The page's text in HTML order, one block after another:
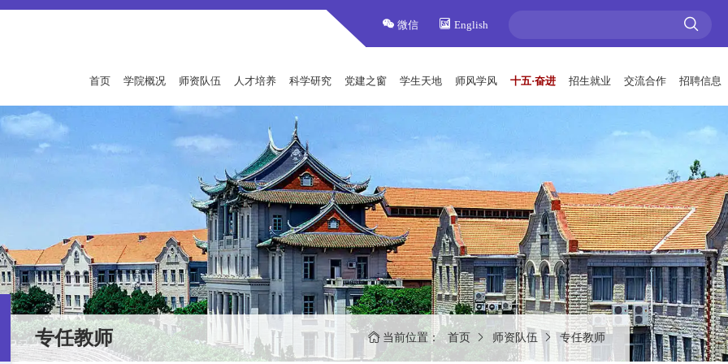
微信 English
首页 学院概况 师资队伍 人才培养 科学研究 党建之窗 学生天地 师风学风 十五·奋进 招生就业 交流合作 招聘信息
专任教师 当前位置： 首页 师资队伍 专任教师